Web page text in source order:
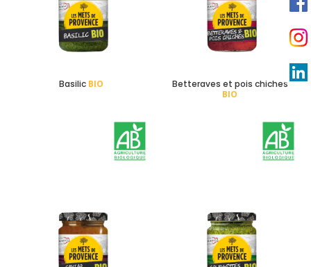
Basilic BIO
Betteraves et pois chiches
BIO